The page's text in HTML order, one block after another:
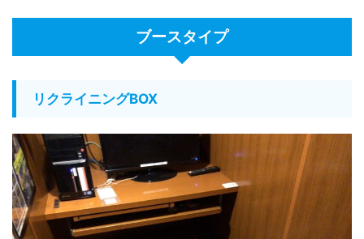
ブースタイプ
リクライニングBOX